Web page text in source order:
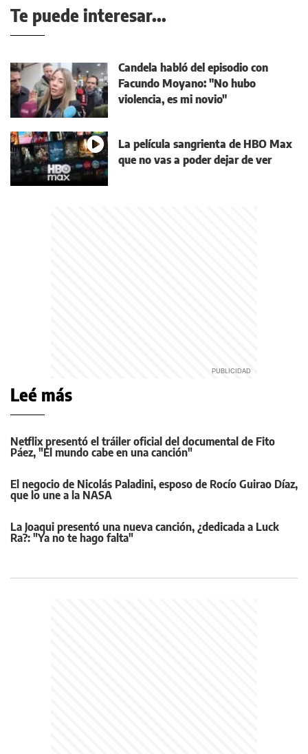
Te puede interesar...
Candela habló del episodio con
Facundo Moyano: "No hubo
violencia, es mi novio"
La película sangrienta de HBO Max
que no vas a poder dejar de ver
Leé más
Netflix presentó el tráiler oficial del documental de Fito
Páez, "El mundo cabe en una canción"
El negocio de Nicolás Paladini, esposo de Rocío Guirao Díaz,
que lo une a la NASA
La Joaqui presentó una nueva canción, ¿dedicada a Luck
Ra?: "Ya no te hago falta"